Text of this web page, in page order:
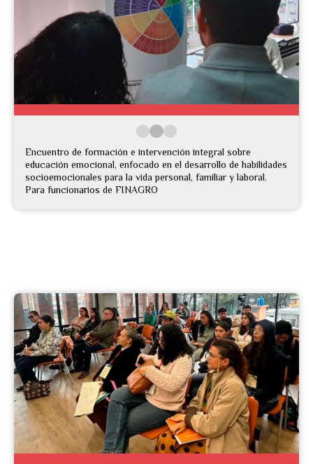
Encuentro de formación e intervención integral sobre
educación emocional, enfocado en el desarrollo de habilidades
socioemocionales para la vida personal, familiar y laboral.
Para funcionarios de FINAGRO